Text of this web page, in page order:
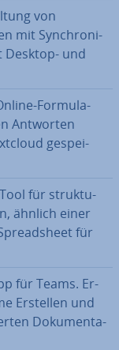
von
mit Syn­chro­ni­
Desktop- und
For­mu­la­
Antworten
ge­spei­
für struk­tu­
ähnlich einer
für
für Teams. Er­
Erstellen und
Do­ku­men­ta­